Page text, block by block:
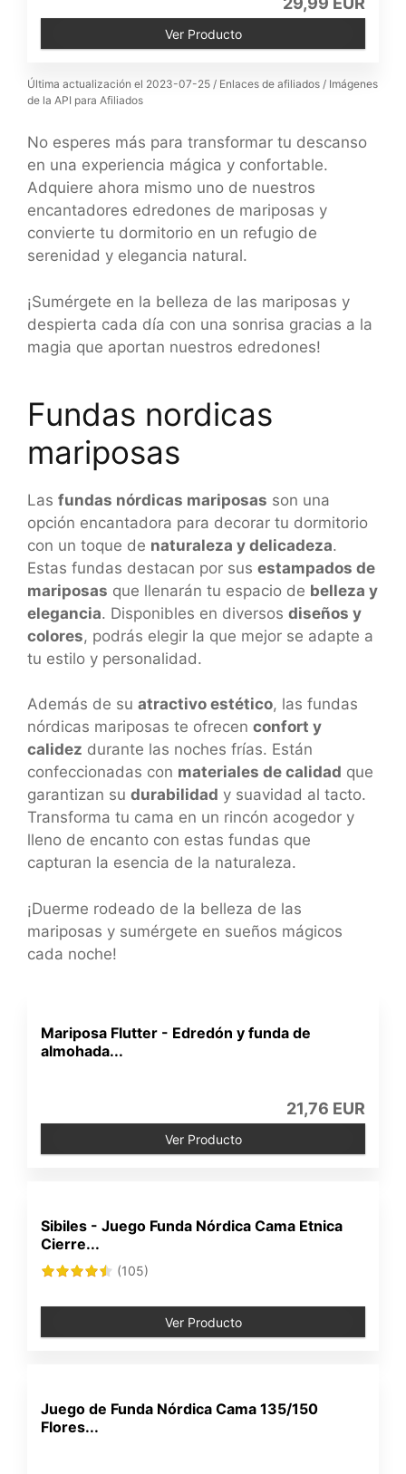
Ver Producto
Última actualización el 2023-07-25 / Enlaces de afiliados / Imágenes
de la API para Afiliados
No esperes más para transformar tu descanso
en una experiencia mágica y confortable.
Adquiere ahora mismo uno de nuestros
encantadores edredones de mariposas y
convierte tu dormitorio en un refugio de
serenidad y elegancia natural.
¡Sumérgete en la belleza de las mariposas y
despierta cada día con una sonrisa gracias a la
magia que aportan nuestros edredones!
Fundas nordicas
mariposas
Las fundas nórdicas mariposas son una
opción encantadora para decorar tu dormitorio
con un toque de naturaleza y delicadeza.
Estas fundas destacan por sus estampados de
mariposas que llenarán tu espacio de belleza y
elegancia. Disponibles en diversos diseños y
colores, podrás elegir la que mejor se adapte a
tu estilo y personalidad.
Además de su atractivo estético, las fundas
nórdicas mariposas te ofrecen confort y
calidez durante las noches frías. Están
confeccionadas con materiales de calidad que
garantizan su durabilidad y suavidad al tacto.
Transforma tu cama en un rincón acogedor y
lleno de encanto con estas fundas que
capturan la esencia de la naturaleza.
¡Duerme rodeado de la belleza de las
mariposas y sumérgete en sueños mágicos
cada noche!
Mariposa Flutter - Edredón y funda de
almohada...
21,76 EUR
Ver Producto
Sibiles - Juego Funda Nórdica Cama Etnica
Cierre...
(105)
Ver Producto
Juego de Funda Nórdica Cama 135/150
Flores...